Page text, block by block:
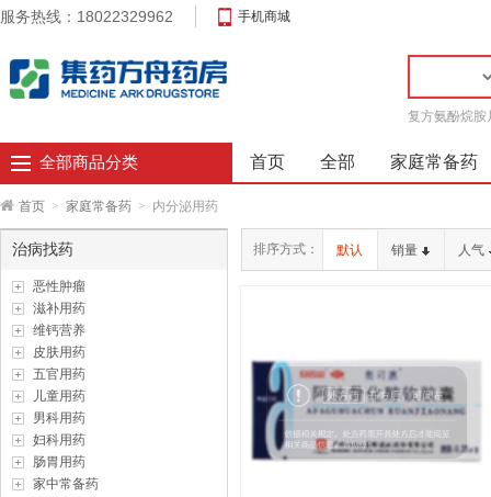
服务热线：18022329962 手机商城
复方氨酚烷胺
全部商品分类 首页 全部 家庭常备药
首页 > 家庭常备药 > 内分泌用药
治病找药
恶性肿瘤
滋补用药
维钙营养
皮肤用药
五官用药
儿童用药
男科用药
妇科用药
肠胃用药
家中常备药
排序方式： 默认 销量 人气